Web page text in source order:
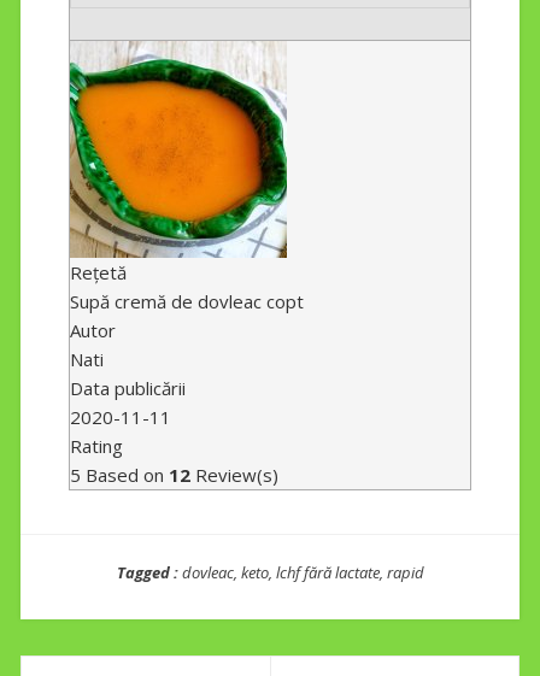
Rețetă
Supă cremă de dovleac copt
Autor
Nati
Data publicării
2020-11-11
Rating
5 Based on 12 Review(s)
Tagged :dovleac, keto, lchf fără lactate, rapid